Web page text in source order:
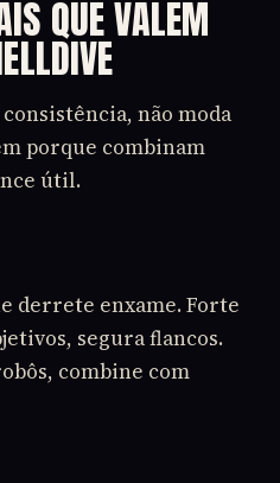
QUE VALEM
não moda
porque combinam
útil.
derrete enxame. Forte
segura flancos.
combine com